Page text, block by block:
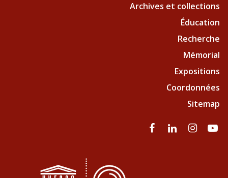
Archives et collections
Éducation
Recherche
Mémorial
Expositions
Coordonnées
Sitemap